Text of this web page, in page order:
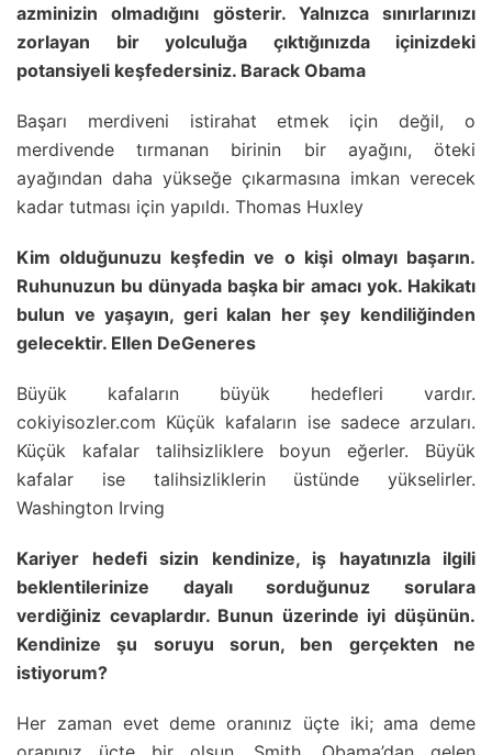
azminizin olmadığını gösterir. Yalnızca sınırlarınızı
zorlayan bir yolculuğa çıktığınızda içinizdeki
potansiyeli keşfedersiniz. Barack Obama
Başarı merdiveni istirahat etmek için değil, o
merdivende tırmanan birinin bir ayağını, öteki
ayağından daha yükseğe çıkarmasına imkan verecek
kadar tutması için yapıldı. Thomas Huxley
Kim olduğunuzu keşfedin ve o kişi olmayı başarın.
Ruhunuzun bu dünyada başka bir amacı yok. Hakikatı
bulun ve yaşayın, geri kalan her şey kendiliğinden
gelecektir. Ellen DeGeneres
Büyük kafaların büyük hedefleri vardır.
cokiyisozler.com Küçük kafaların ise sadece arzuları.
Küçük kafalar talihsizliklere boyun eğerler. Büyük
kafalar ise talihsizliklerin üstünde yükselirler.
Washington Irving
Kariyer hedefi sizin kendinize, iş hayatınızla ilgili
beklentilerinize dayalı sorduğunuz sorulara
verdiğiniz cevaplardır. Bunun üzerinde iyi düşünün.
Kendinize şu soruyu sorun, ben gerçekten ne
istiyorum?
Her zaman evet deme oranınız üçte iki; ama deme